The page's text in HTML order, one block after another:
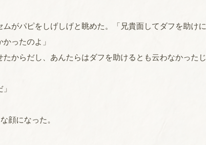
がパピをしげしげと眺めた。「兄貴面してダフを助けに
ったのよ」
からだし、あんたらはダフを助けるとも云わなかったじ
顔になった。